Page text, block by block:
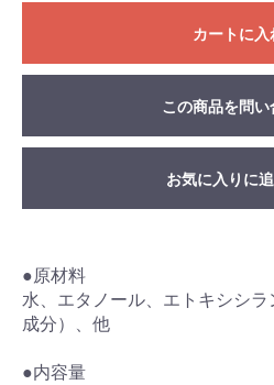
カートに入
この商品を問い
お気に入りに
●原材料
水、エタノール、エトキシシ
成分）、他
●内容量